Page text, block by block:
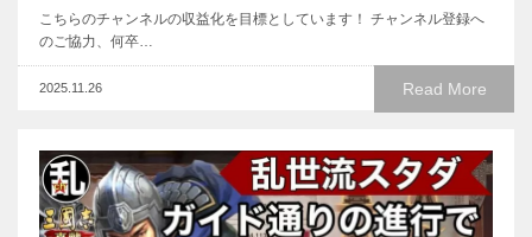
こちらのチャンネルの収益化を目標としています！ チャンネル登録へ
のご協力、何卒…
Read More
2025.11.26